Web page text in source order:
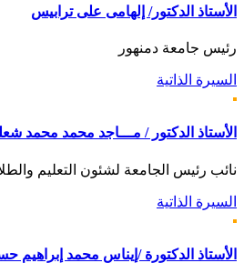
الأستاذ الدكتور/ إلهامى على ترابيس
رئيس جامعة دمنهور
السيرة الذاتية
الأستاذ الدكتور / مـــاجد محمد محمد
نائب رئيس الجامعة لشئون التعليم
السيرة الذاتية
الأستاذ الدكتورة /إيناس محمد إبراهيم